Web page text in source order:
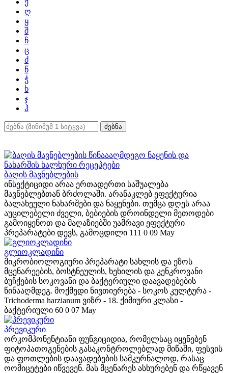
ქ
ღ
ყ
შ
ჩ
ც
ძ
წ
ჭ
ხ
ჯ
ჰ
ძებნა
ბაღის მავნებლების
ინსექტიციდი არაა ერთადერთი საშუალება
მავნებლებთან ბრძოლაში. არანაკლებ ეფექტურია
ბალახეული ნახარშები და ნაყენები. თუმცა დღეს არაა
აუცილებელი ძველი, ბებიების დროინდელი მეთოდები
გამოიყენოთ და მაღაზიებში უამრავი ეფექტური
პრეპარატები დევს, გამოცდილი 111 0 09 May
გლიოკლადინი
მიკრობიოლოგიური პრეპარატი სახლის და ეზოს
მცენარეების, ბოსტნეულის, ხეხილის და კენკროვანი
ბუჩქების სოკოვანი და ბაქტერიული დაავადებების
წინააღმდეგ. მოქმედი ნივთიერება - სოკოს კულტურა -
Trichoderma harzianum ვიზრ - 18. ქიმიური კლასი -
ბაქტერიული 60 0 07 May
პრევიკური
ორკომპონენტიანი ფუნგიციდია, რომელსაც იყენებენ
ფიტოპათოგენების გასაკონტროლებლად მიწაში, ფესვის
და ფოთლების დაავადებების სამკურნალოდ, რასაც
ოომიცეტები იწვევენ. მას მცენარეს ასხურებენ და რწყავენ